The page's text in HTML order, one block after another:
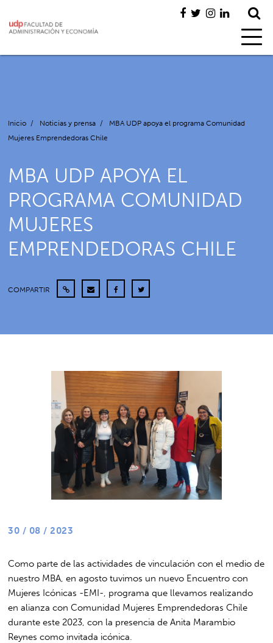
Inicio / Noticias y prensa /
MBA UDP apoya el programa Comunidad
Mujeres Emprendedoras Chile
MBA UDP APOYA EL
PROGRAMA COMUNIDAD
MUJERES
EMPRENDEDORAS CHILE
COMPARTIR
30 / 08 / 2023
Como parte de las actividades de vinculación con el medio de
nuestro MBA, en agosto tuvimos un nuevo Encuentro con
Mujeres Icónicas -EMI-, programa que llevamos realizando
en alianza con Comunidad Mujeres Emprendedoras Chile
durante este 2023, con la presencia de Anita Marambio
Reynes como invitada icónica.